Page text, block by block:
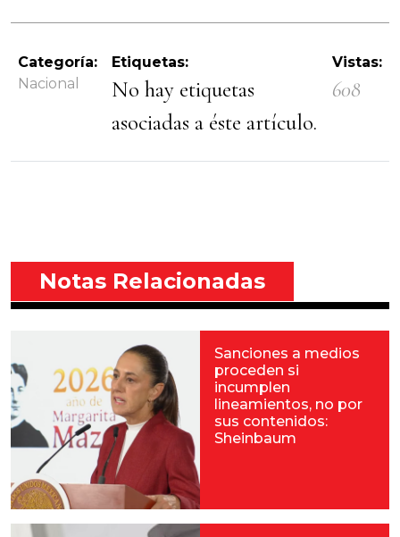
Categoría:
Nacional
Etiquetas:
No hay etiquetas
asociadas a éste artículo.
Vistas:
608
Notas Relacionadas
Sanciones a medios
proceden si
incumplen
lineamientos, no por
sus contenidos:
Sheinbaum